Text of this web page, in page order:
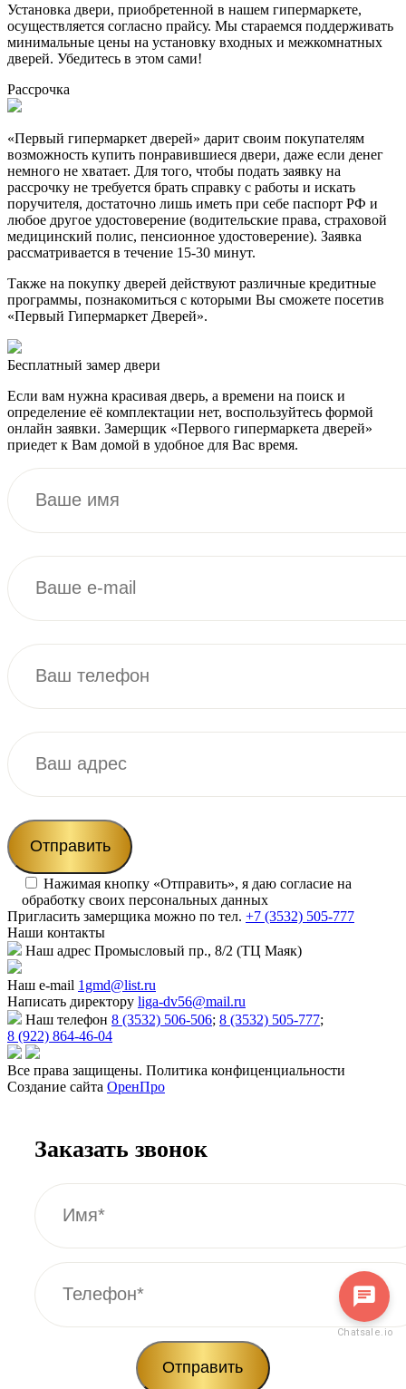
Установка двери, приобретенной в нашем гипермаркете,
осуществляется согласно прайсу. Мы стараемся поддерживать
минимальные цены на установку входных и межкомнатных
дверей. Убедитесь в этом сами!
Рассрочка
«Первый гипермаркет дверей» дарит своим покупателям
возможность купить понравившиеся двери, даже если денег
немного не хватает. Для того, чтобы подать заявку на
рассрочку не требуется брать справку с работы и искать
поручителя, достаточно лишь иметь при себе паспорт РФ и
любое другое удостоверение (водительские права, страховой
медицинский полис, пенсионное удостоверение). Заявка
рассматривается в течение 15-30 минут.
Также на покупку дверей действуют различные кредитные
программы, познакомиться с которыми Вы сможете посетив
«Первый Гипермаркет Дверей».
Бесплатный замер двери
Если вам нужна красивая дверь, а времени на поиск и
определение её комплектации нет, воспользуйтесь формой
онлайн заявки. Замерщик «Первого гипермаркета дверей»
приедет к Вам домой в удобное для Вас время.
Нажимая кнопку «Отправить», я даю согласие на
обработку своих персональных данных
Пригласить замерщика можно по тел. +7 (3532) 505-777
Наши контакты
Наш адрес Промысловый пр., 8/2 (ТЦ Маяк)
Наш e-mail 1gmd@list.ru
Написать директору liga-dv56@mail.ru
Наш телефон 8 (3532) 506-506; 8 (3532) 505-777;
8 (922) 864-46-04
Все права защищены. Политика конфиценциальности
Создание сайта ОренПро
Заказать звонок
Chatsale.io